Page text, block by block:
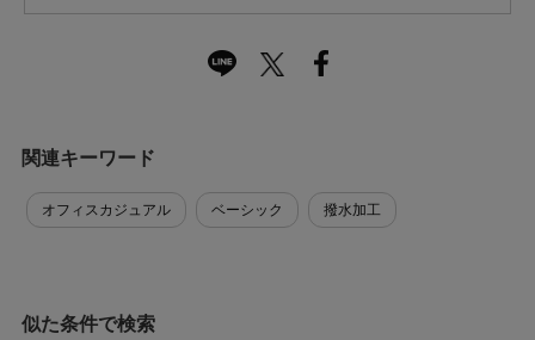
関連キーワード
オフィスカジュアル ベーシック 撥水加工
似た条件で検索